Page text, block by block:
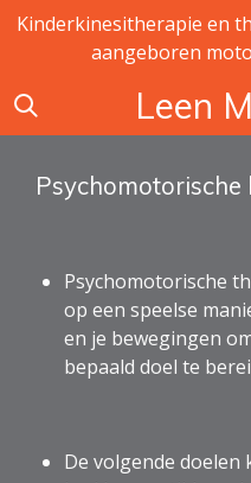
Ga
de
hoofdinhoud
Leen
Kinderkinesitherapie en
aangeboren
Psychomotorische
Psychomotorische
op een speelse
en je bewegingen
bepaald doel te
De volgende doelen